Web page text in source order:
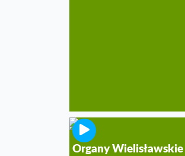
Organy Wielisławskie